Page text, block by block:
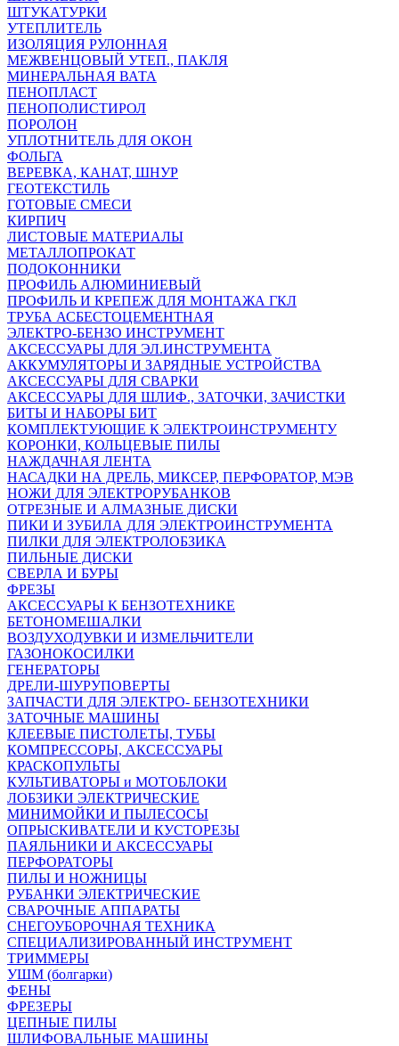
ШТУКАТУРКИ
УТЕПЛИТЕЛЬ
ИЗОЛЯЦИЯ РУЛОННАЯ
МЕЖВЕНЦОВЫЙ УТЕП., ПАКЛЯ
МИНЕРАЛЬНАЯ ВАТА
ПЕНОПЛАСТ
ПЕНОПОЛИСТИРОЛ
ПОРОЛОН
УПЛОТНИТЕЛЬ ДЛЯ ОКОН
ФОЛЬГА
ВЕРЕВКА, КАНАТ, ШНУР
ГЕОТЕКСТИЛЬ
ГОТОВЫЕ СМЕСИ
КИРПИЧ
ЛИСТОВЫЕ МАТЕРИАЛЫ
МЕТАЛЛОПРОКАТ
ПОДОКОННИКИ
ПРОФИЛЬ АЛЮМИНИЕВЫЙ
ПРОФИЛЬ И КРЕПЕЖ ДЛЯ МОНТАЖА ГКЛ
ТРУБА АСБЕСТОЦЕМЕНТНАЯ
ЭЛЕКТРО-БЕНЗО ИНСТРУМЕНТ
АКСЕССУАРЫ ДЛЯ ЭЛ.ИНСТРУМЕНТА
АККУМУЛЯТОРЫ И ЗАРЯДНЫЕ УСТРОЙСТВА
АКСЕССУАРЫ ДЛЯ СВАРКИ
АКСЕССУАРЫ ДЛЯ ШЛИФ., ЗАТОЧКИ, ЗАЧИСТКИ
БИТЫ И НАБОРЫ БИТ
КОМПЛЕКТУЮЩИЕ К ЭЛЕКТРОИНСТРУМЕНТУ
КОРОНКИ, КОЛЬЦЕВЫЕ ПИЛЫ
НАЖДАЧНАЯ ЛЕНТА
НАСАДКИ НА ДРЕЛЬ, МИКСЕР, ПЕРФОРАТОР, МЭВ
НОЖИ ДЛЯ ЭЛЕКТРОРУБАНКОВ
ОТРЕЗНЫЕ И АЛМАЗНЫЕ ДИСКИ
ПИКИ И ЗУБИЛА ДЛЯ ЭЛЕКТРОИНСТРУМЕНТА
ПИЛКИ ДЛЯ ЭЛЕКТРОЛОБЗИКА
ПИЛЬНЫЕ ДИСКИ
СВЕРЛА И БУРЫ
ФРЕЗЫ
АКСЕССУАРЫ К БЕНЗОТЕХНИКЕ
БЕТОНОМЕШАЛКИ
ВОЗДУХОДУВКИ И ИЗМЕЛЬЧИТЕЛИ
ГАЗОНОКОСИЛКИ
ГЕНЕРАТОРЫ
ДРЕЛИ-ШУРУПОВЕРТЫ
ЗАПЧАСТИ ДЛЯ ЭЛЕКТРО- БЕНЗОТЕХНИКИ
ЗАТОЧНЫЕ МАШИНЫ
КЛЕЕВЫЕ ПИСТОЛЕТЫ, ТУБЫ
КОМПРЕССОРЫ, АКСЕССУАРЫ
КРАСКОПУЛЬТЫ
КУЛЬТИВАТОРЫ и МОТОБЛОКИ
ЛОБЗИКИ ЭЛЕКТРИЧЕСКИЕ
МИНИМОЙКИ И ПЫЛЕСОСЫ
ОПРЫСКИВАТЕЛИ И КУСТОРЕЗЫ
ПАЯЛЬНИКИ И АКСЕССУАРЫ
ПЕРФОРАТОРЫ
ПИЛЫ И НОЖНИЦЫ
РУБАНКИ ЭЛЕКТРИЧЕСКИЕ
СВАРОЧНЫЕ АППАРАТЫ
СНЕГОУБОРОЧНАЯ ТЕХНИКА
СПЕЦИАЛИЗИРОВАННЫЙ ИНСТРУМЕНТ
ТРИММЕРЫ
УШМ (болгарки)
ФЕНЫ
ФРЕЗЕРЫ
ЦЕПНЫЕ ПИЛЫ
ШЛИФОВАЛЬНЫЕ МАШИНЫ